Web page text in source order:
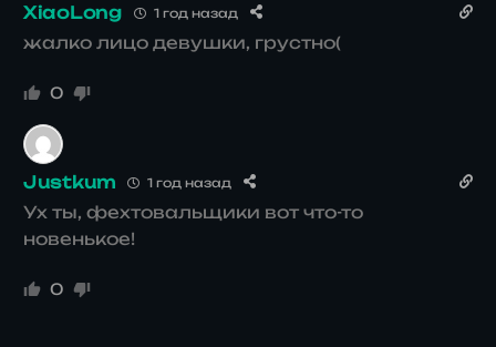
XiaoLong 1 год назад
жалко лицо девушки, грустно(
0
Justkum 1 год назад
Ух ты, фехтовальщики вот что-то
новенькое!
0